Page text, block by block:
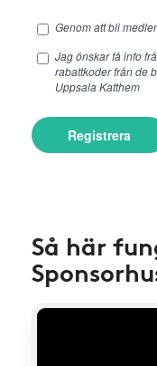
Genom att bli
Jag önskar få info
rabattkoder från de
Uppsala Katthem
Registrera
Så här